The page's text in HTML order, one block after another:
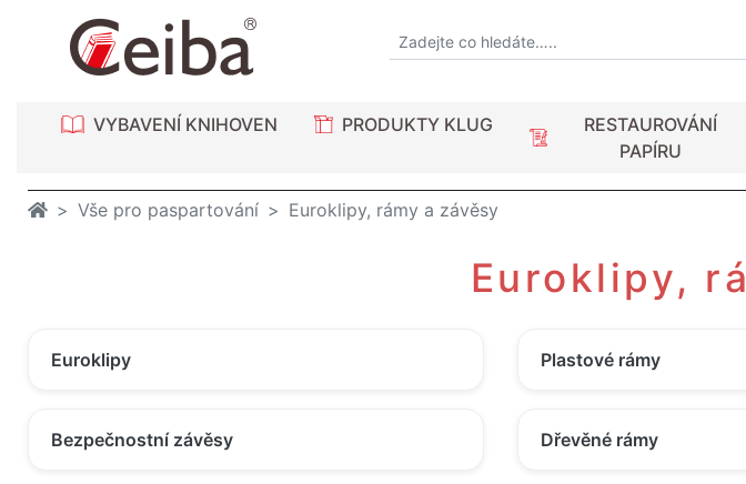
VYBAVENÍ KNIHOVEN PRODUKTY KLUG
RESTAUROVÁNÍ
PAPÍRU
Vše pro paspartování Euroklipy, rámy a závěsy
Euroklipy,
Euroklipy Plastové rámy
Bezpečnostní závěsy Dřevěné rámy